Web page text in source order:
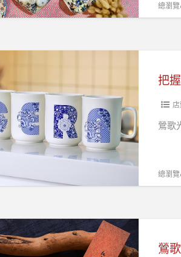
總瀏
把
鶯歌
總瀏
鶯